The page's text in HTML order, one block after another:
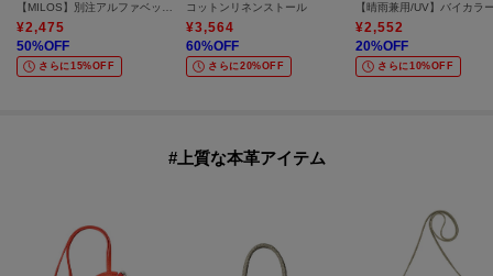
【MILOS】別注アルファベットチャーム
¥2,475
50%OFF
さらに15%OFF
コットンリネンストール
¥3,564
60%OFF
さらに20%OFF
¥2,552
20%OFF
さらに10%OFF
#上質な本革アイテム